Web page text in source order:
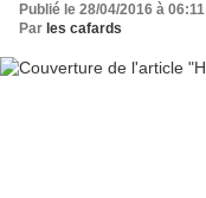
Publié le 28/04/2016 à 06:11
Par les cafards